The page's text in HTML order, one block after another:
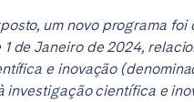
um novo programa foi
de Janeiro de 2024,
e inovação
investigação científica e
Évora
Lisboa
Setúbal